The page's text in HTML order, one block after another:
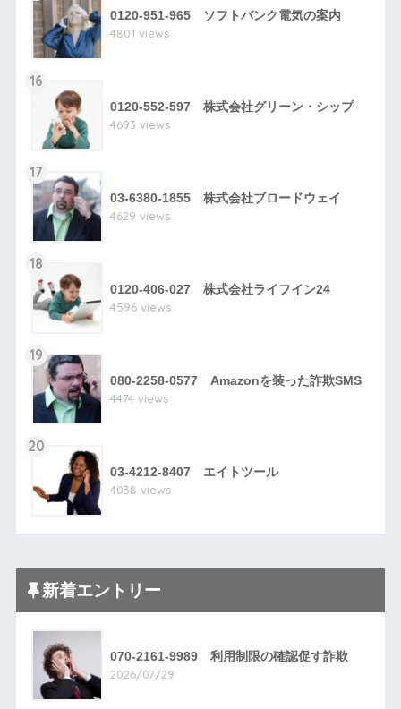
0120-951-965 ソフトバンク電気の案内
4801 views
16
0120-552-597 株式会社グリーン・シップ
4693 views
17
03-6380-1855 株式会社ブロードウェイ
4629 views
18
0120-406-027 株式会社ライフイン24
4596 views
19
080-2258-0577 Amazonを装った詐欺SMS
4474 views
20
03-4212-8407 エイトツール
4038 views
新着エントリー
070-2161-9989 利用制限の確認促す詐欺
2026/07/29